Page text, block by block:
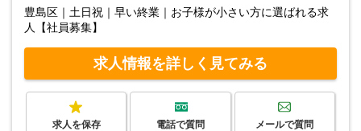
豊島区｜土日祝｜早い終業｜お子様が小さい方に選ばれる求
人【社員募集】
求人情報を詳しく見てみる
求人を保存 電話で質問 メールで質問